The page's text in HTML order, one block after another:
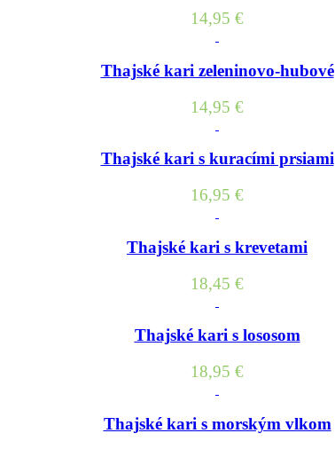
14,95 €
Thajské kari zeleninovo-hubové
14,95 €
Thajské kari s kuracími prsiami
16,95 €
Thajské kari s krevetami
18,45 €
Thajské kari s lososom
18,95 €
Thajské kari s morským vlkom